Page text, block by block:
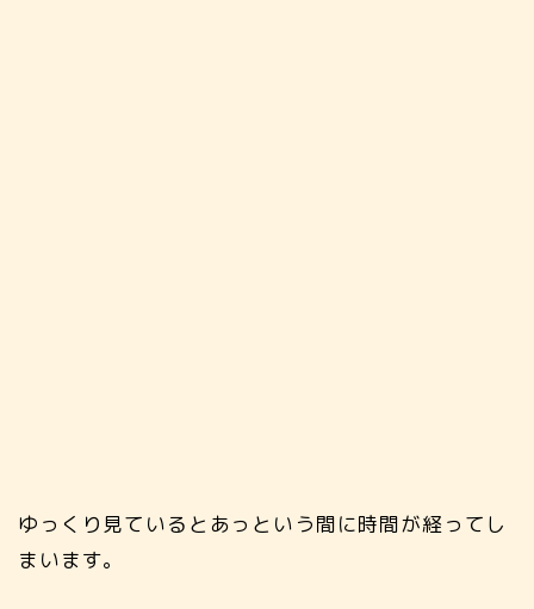
ゆっくり見ているとあっという間に時間が経ってし
まいます。